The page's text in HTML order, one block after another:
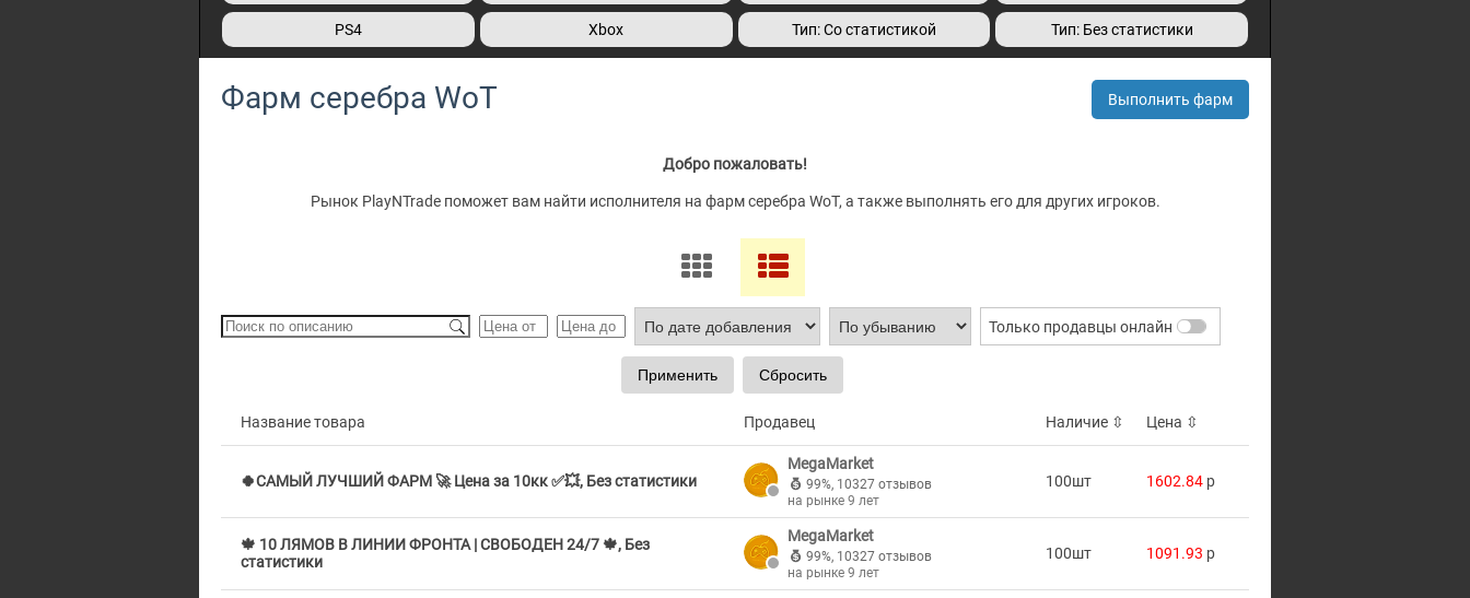
PS4 Xbox Тип: Со статистикой Тип: Без статистики
Фарм серебра WoT Выполнить фарм
Добро пожаловать!
Рынок PlayNTrade поможет вам найти исполнителя на фарм серебра WoT, а также выполнять его для других игроков.
Только продавцы онлайн
Название товара Продавец Наличие ⇳ Цена ⇳
🍀САМЫЙ ЛУЧШИЙ ФАРМ 🚀 Цена за 10кк ✅💥, Без статистики
MegaMarket
99%, 10327 отзывов
на рынке 9 лет
100шт 1602.84 p
🍁 10 ЛЯМОВ В ЛИНИИ ФРОНТА | СВОБОДЕН 24/7 🍁, Без
статистики
MegaMarket
99%, 10327 отзывов
на рынке 9 лет
100шт 1091.93 p